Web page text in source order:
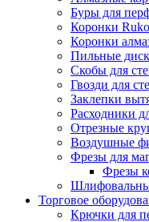
Буры для
Коронки Ruko
Коронки
Пильные
Скобы для
Гвозди для
Заклепки
Расходники
Отрезные
Воздушные
Фрезы для
Фрезы
Торговое
Крючки для